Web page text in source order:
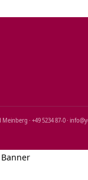
· +49 5234 87‑0 ·